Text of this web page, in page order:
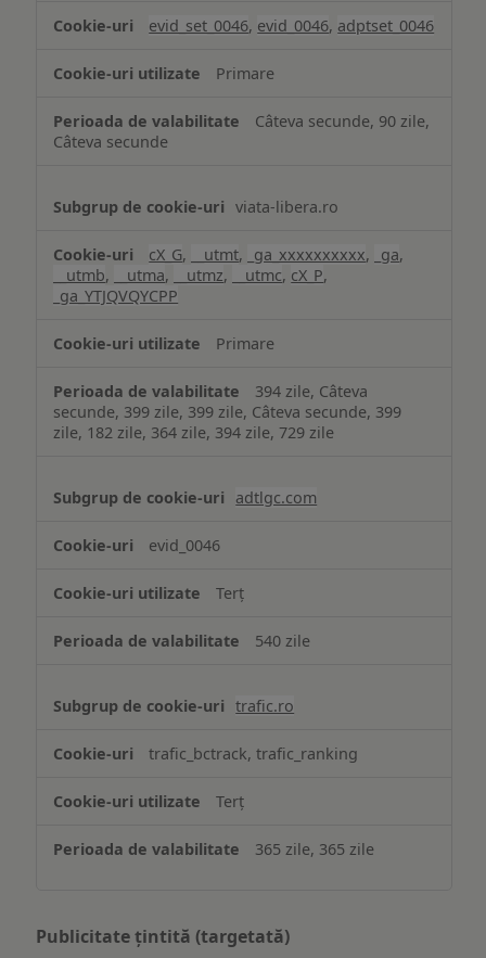
analiză
evid_set_0046, evid_0046, adptset_0046
Primare
Câteva secunde, 90 zile,
Câteva secunde
viata-libera.ro
cX_G, __utmt, _ga_xxxxxxxxxx, _ga,
__utmb, __utma, __utmz, __utmc, cX_P,
_ga_YTJQVQYCPP
Primare
394 zile, Câteva
secunde, 399 zile, 399 zile, Câteva secunde, 399
zile, 182 zile, 364 zile, 394 zile, 729 zile
adtlgc.com
evid_0046
Terț
540 zile
trafic.ro
trafic_bctrack, trafic_ranking
Terț
365 zile, 365 zile
Publicitate țintită (targetată)